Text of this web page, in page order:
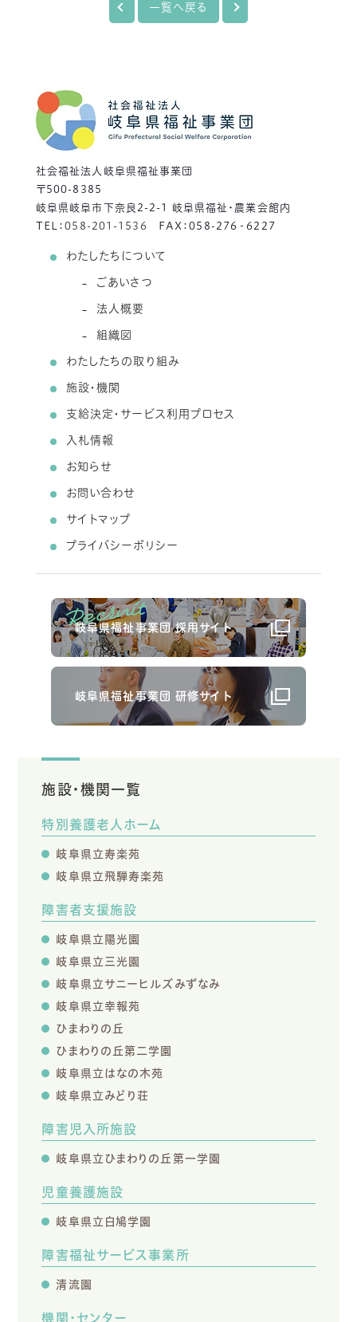
一覧へ戻る
社会福祉法人岐阜県福祉事業団
〒500-8385
岐阜県岐阜市下奈良2-2-1 岐阜県福祉・農業会館内
TEL：058-201-1536 FAX：058-276‐6227
わたしたちについて
ごあいさつ
法人概要
組織図
わたしたちの取り組み
施設・機関
支給決定・サービス利用プロセス
入札情報
お知らせ
お問い合わせ
サイトマップ
プライバシーポリシー
岐阜県福祉事業団 採用サイト
岐阜県福祉事業団 研修サイト
施設・機関一覧
特別養護老人ホーム
岐阜県立寿楽苑
岐阜県立飛騨寿楽苑
障害者支援施設
岐阜県立陽光園
岐阜県立三光園
岐阜県立サニーヒルズみずなみ
岐阜県立幸報苑
ひまわりの丘
ひまわりの丘第二学園
岐阜県立はなの木苑
岐阜県立みどり荘
障害児入所施設
岐阜県立ひまわりの丘第一学園
児童養護施設
岐阜県立白鳩学園
障害福祉サービス事業所
清流園
機関・センター